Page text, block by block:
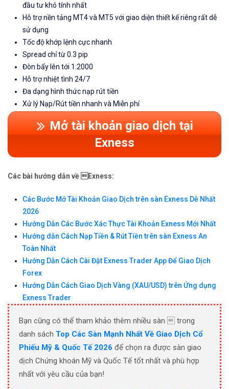
đầu tư khó tính nhất
Hỗ trợ nền tảng MT4 và MT5 với giao diện thiết kế riêng rất dễ
sử dụng
Tốc độ khớp lệnh cực nhanh
Spread chỉ từ 0.3 pip
Đòn bẩy lên tới 1:2000
Hỗ trợ nhiệt tình 24/7
Đa dạng hình thức nạp rút tiền
Xử lý Nạp/Rút tiền nhanh và Miễn phí
Mở tài khoản giao dịch tại
Exness
Các bài hướng dẫn về Exness:
Các Bước Mở Tài Khoản Giao Dịch trên sàn Exness Dễ Nhất
2026
Hướng Dẫn Các Bước Xác Thực Tài Khoản Exness Mới Nhất
Hướng dẫn Cách Nạp Tiền & Rút Tiền trên sàn Exness An
Toàn Nhất
Hướng Dẫn Cách Cài Đặt Exness Trader App Để Giao Dịch
Forex
Hướng Dẫn Cách Giao Dịch Vàng (XAU/USD) trên Ứng dụng
Exness Trader
Bạn cũng có thể tham khảo thêm nhiều sàn  trong
danh sách Top Các Sàn Mạnh Nhất Về Giao Dịch Cổ
Phiếu Mỹ & Quốc Tế 2026 để chọn ra được sàn giao
dịch Chứng khoán Mỹ và Quốc Tế tốt nhất và phù hợp
nhất với yêu cầu của bạn!